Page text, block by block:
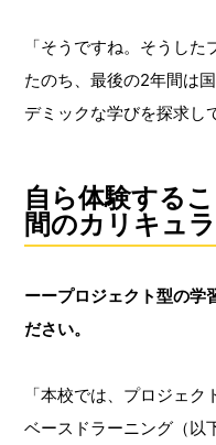
「そうですね。そうし
たのち、最後の2年間は
デミックな学びを探求し
自ら体験する
間のカリキュ
ーープロジェクト型の学
ださい。
「本校では、プロジェ
ベースドラーニング（以